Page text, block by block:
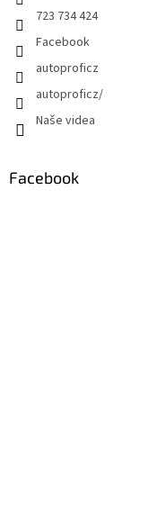
723 734 424
Facebook
autoproficz
autoproficz/
Naše videa
Facebook